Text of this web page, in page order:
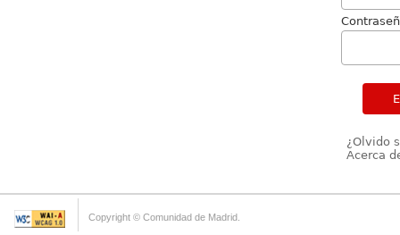
¿Olvido
Acerca
Copyright © Comunidad de Madrid.